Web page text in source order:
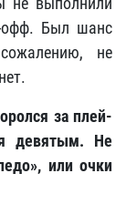
офф. Был шанс
не
за плей-
девятым. Не
или очки